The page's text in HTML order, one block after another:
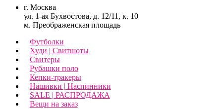
г. Москва
ул. 1-ая Бухвостова, д. 12/11, к. 10
м. Преображенская площадь
Футболки
Худи | Свитшоты
Свитеры
Рубашки поло
Кепки-тракеры
Нашивки | Наспинники
SALE | РАСПРОДАЖА
Вещи на заказ